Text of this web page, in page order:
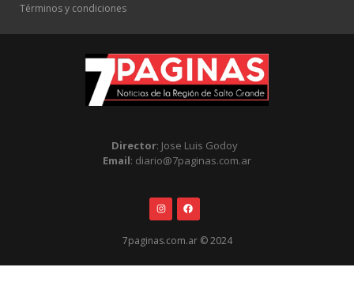
Términos y condiciones
Director: Jose Luis Godoy
Email: diario@7paginas.com.ar
7paginas.com.ar © 2024